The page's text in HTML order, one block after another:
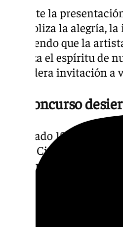
Durante la
«simboliza la alegría,
Añadiendo que la
y fuerza el espíritu de
verdadera invitación a
Un concurso
El pasado 18 de mayo
Juana Cid, informó
por Pepe Barroso -